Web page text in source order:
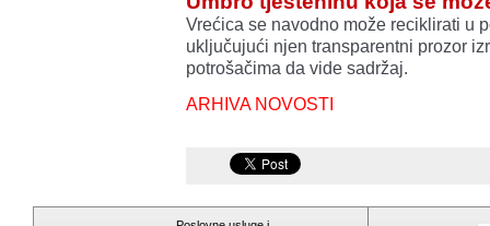
Vrećica se navodno može reciklirati u
uključujući njen transparentni prozor
potrošačima da vide sadržaj.
ARHIVA NOVOSTI